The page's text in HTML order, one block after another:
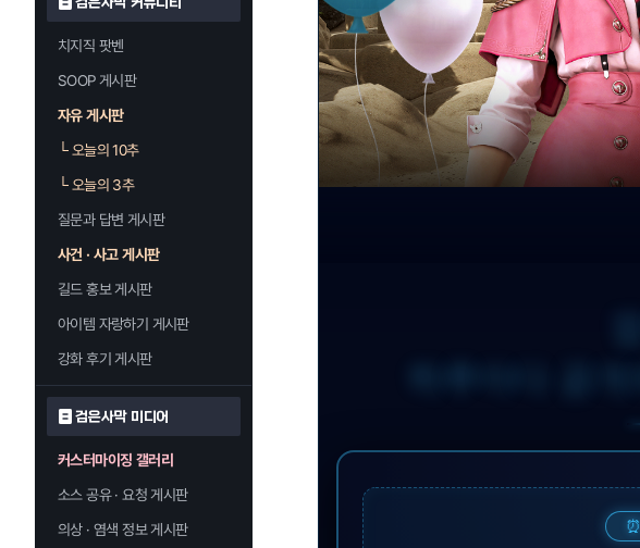
치지직 팟벤
SOOP 게시판
자유 게시판
└오늘의 10추
└오늘의 3추
질문과 답변 게시판
사건 · 사고 게시판
길드 홍보 게시판
아이템 자랑하기 게시판
강화 후기 게시판
검은사막 미디어
커스터마이징 갤러리
소스 공유 · 요청 게시판
의상 · 염색 정보 게시판
⏰